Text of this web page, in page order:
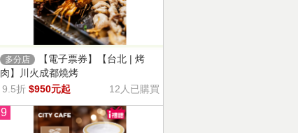
多分店
【電子票券】【台北 | 烤
肉】川火成都燒烤
9.5折 $950元起 12人已購買
9